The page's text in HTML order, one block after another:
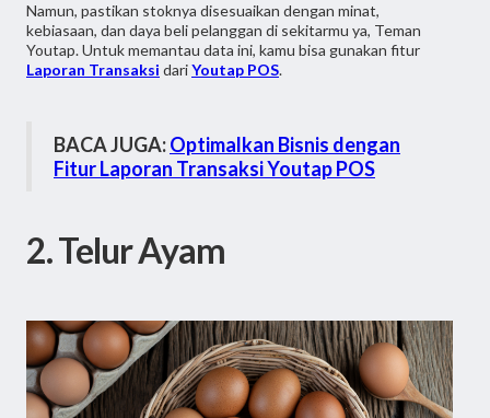
Namun, pastikan stoknya disesuaikan dengan minat,
kebiasaan, dan daya beli pelanggan di sekitarmu ya, Teman
Youtap. Untuk memantau data ini, kamu bisa gunakan fitur
Laporan Transaksi dariYoutap POS.
BACA JUGA:Optimalkan Bisnis dengan
Fitur Laporan Transaksi Youtap POS
2. Telur Ayam